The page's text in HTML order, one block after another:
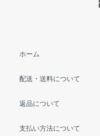
ホーム
配送・送料について
返品について
支払い方法について